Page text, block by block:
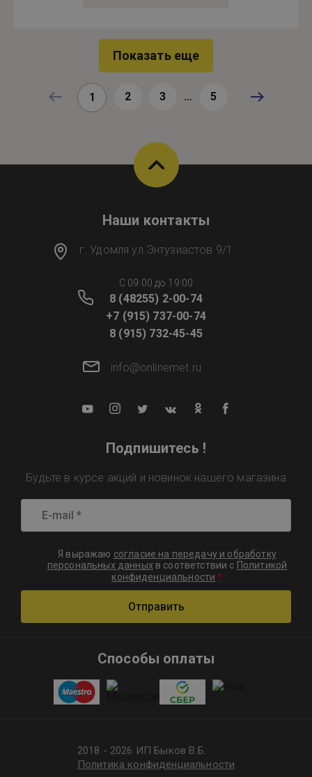
Показать еще
1 2 3 ... 5
Наши контакты
г. Удомля ул.Энтузиастов 9/1
C 09:00 до 19:00
8 (48255) 2-00-74
+7 (915) 737-00-74
8 (915) 732-45-45
info@onlinemet.ru
Подпишитесь !
Будьте в курсе акций и новинок нашего магазина
Я выражаю согласие на передачу и обработку
персональных данных в соответствии с Политикой
конфиденциальности *
Отправить
Способы оплаты
2018 - 2026 ИП Быков В.Б.
Политика конфиденциальности